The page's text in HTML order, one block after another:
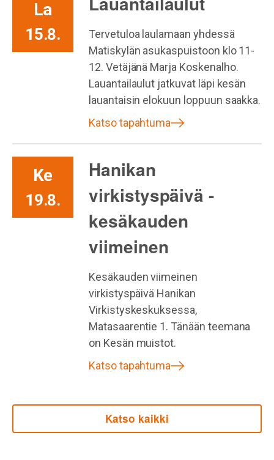
La
15.8.
Tervetuloa laulamaan yhdessä
Matiskylän asukaspuistoon klo 11-
12. Vetäjänä Marja Koskenalho.
Lauantailaulut jatkuvat läpi kesän
lauantaisin elokuun loppuun saakka.
Katso tapahtuma
Ke
19.8.
Hanikan
virkistyspäivä -
kesäkauden
viimeinen
Kesäkauden viimeinen
virkistyspäivä Hanikan
Virkistyskeskuksessa,
Matasaarentie 1. Tänään teemana
on Kesän muistot.
Katso tapahtuma
Katso kaikki